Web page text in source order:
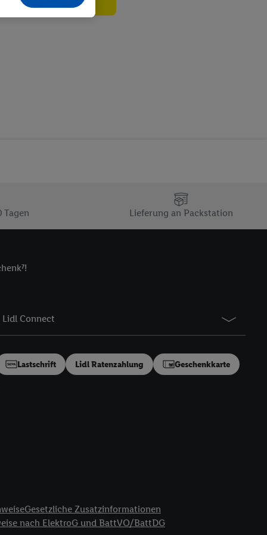
Tagen Lieferung an Packstation
Lidl Connect
Lastschrift Lidl Ratenzahlung Geschenkkarte
Gesetzliche Zusatzinformationen
nach ElektroG und BattVO/BattDG
- sowie Ihre
Speichern von
E-Mail-
verfügbar ist.
und einer
diese Kennung
Dritten betrieben
speziell zur
generell zu
(nur für
Utiq.
sämtlicher
Ihre Einwilligung
gilt auch für die
für Werbung und
Quellen,
Informationen,
von oder